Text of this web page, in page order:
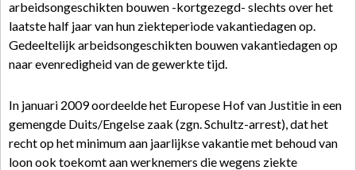
arbeidsongeschikten bouwen -kortgezegd- slechts over het
laatste half jaar van hun ziekteperiode vakantiedagen op.
Gedeeltelijk arbeidsongeschikten bouwen vakantiedagen op
naar evenredigheid van de gewerkte tijd.
In januari 2009 oordeelde het Europese Hof van Justitie in een
gemengde Duits/Engelse zaak (zgn. Schultz-arrest), dat het
recht op het minimum aan jaarlijkse vakantie met behoud van
loon ook toekomt aan werknemers die wegens ziekte